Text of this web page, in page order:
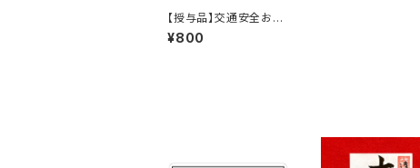
【授与品】交通安全お守
り
¥800